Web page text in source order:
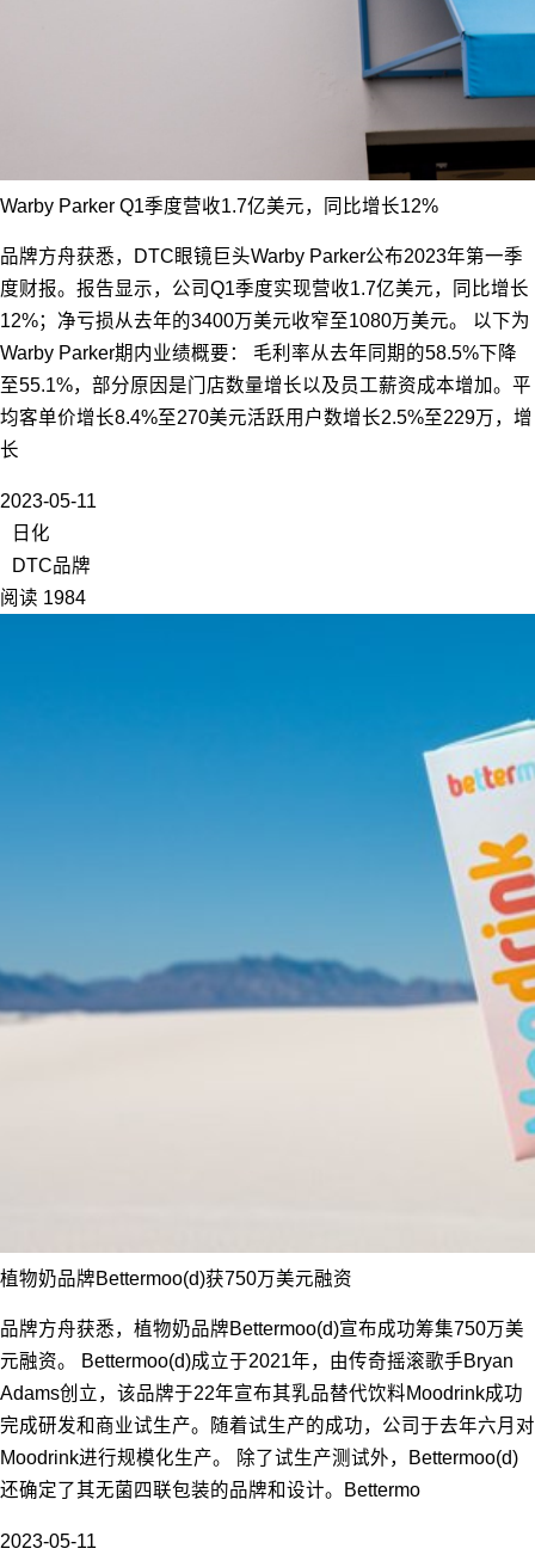
Warby Parker Q1季度营收1.7亿美元，同比增长12%
品牌方舟获悉，DTC眼镜巨头Warby Parker公布2023年第一季
度财报。报告显示，公司Q1季度实现营收1.7亿美元，同比增长
12%；净亏损从去年的3400万美元收窄至1080万美元。 以下为
Warby Parker期内业绩概要： 毛利率从去年同期的58.5%下降
至55.1%，部分原因是门店数量增长以及员工薪资成本增加。平
均客单价增长8.4%至270美元活跃用户数增长2.5%至229万，增
长
2023-05-11
日化
DTC品牌
阅读 1984
植物奶品牌Bettermoo(d)获750万美元融资
品牌方舟获悉，植物奶品牌Bettermoo(d)宣布成功筹集750万美
元融资。 Bettermoo(d)成立于2021年，由传奇摇滚歌手Bryan
Adams创立，该品牌于22年宣布其乳品替代饮料Moodrink成功
完成研发和商业试生产。随着试生产的成功，公司于去年六月对
Moodrink进行规模化生产。 除了试生产测试外，Bettermoo(d)
还确定了其无菌四联包装的品牌和设计。Bettermo
2023-05-11